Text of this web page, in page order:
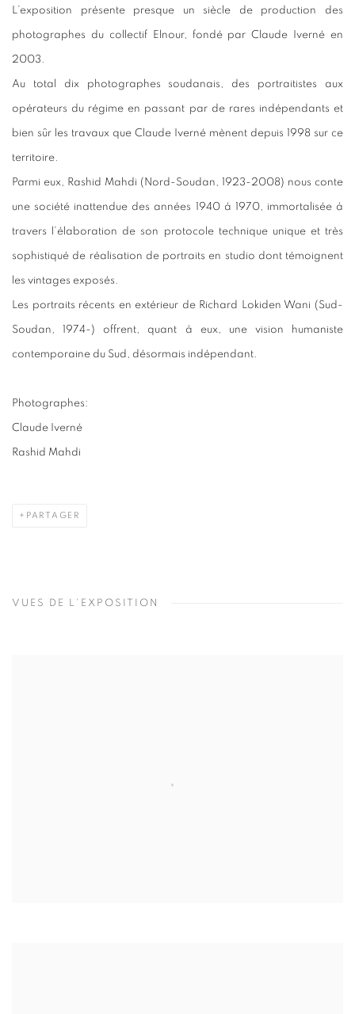
L’exposition présente presque un siècle de production des
photographes du collectif Elnour, fondé par Claude Iverné en
2003.
Au total dix photographes soudanais, des portraitistes aux
opérateurs du régime en passant par de rares indépendants et
bien sûr les travaux que Claude Iverné mènent depuis 1998 sur ce
territoire.
Parmi eux, Rashid Mahdi (Nord-Soudan, 1923-2008) nous conte
une société inattendue des années 1940 à 1970, immortalisée à
travers l’élaboration de son protocole technique unique et très
sophistiqué de réalisation de portraits en studio dont témoignent
les vintages exposés.
Les portraits récents en extérieur de Richard Lokiden Wani (Sud-
Soudan, 1974-) offrent, quant à eux, une vision humaniste
contemporaine du Sud, désormais indépendant.
Photographes:
Claude Iverné
Rashid Mahdi
PARTAGER
VUES DE L'EXPOSITION